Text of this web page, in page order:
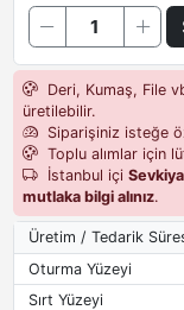
Deri, Kumaş, File
üretilebilir.
Siparişiniz isteğe
Toplu alımlar için
İstanbul içi
mutlaka bilgi alınız.
Üretim / Tedarik
Oturma Yüzeyi
Sırt Yüzeyi